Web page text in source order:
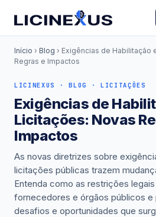
Início › Blog › Exigências de Habilitação
Regras e Impactos
LICINEXUS · BLOG · LICITAÇÕES
Exigências de
Licitações: Novas
Impactos
As novas diretrizes sobre
licitações públicas trazem
Entenda como as restrições
fornecedores e órgãos públicos e
desafios e oportunidades que